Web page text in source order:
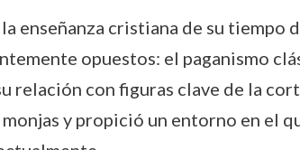
enseñanza cristiana de su tiempo
opuestos: el paganismo
relación con figuras clave de la
y propició un entorno en el